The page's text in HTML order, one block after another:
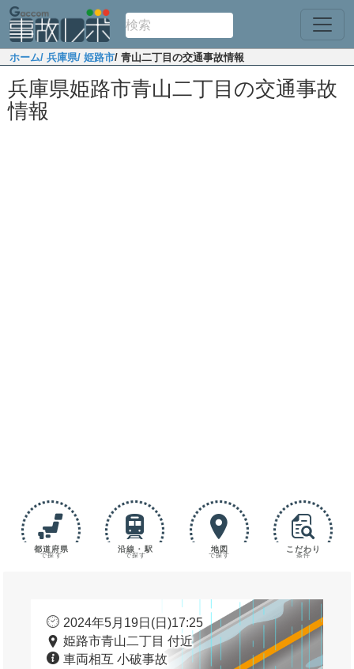
ホーム/ 兵庫県/ 姫路市/ 青山二丁目の交通事故情報
兵庫県姫路市青山二丁目の交通事故
情報
都道府県
で探す
沿線・駅
で探す
地図
で探す
こだわり
条件
2024年5月19日(日)17:25
姫路市青山二丁目 付近
車両相互 小破事故